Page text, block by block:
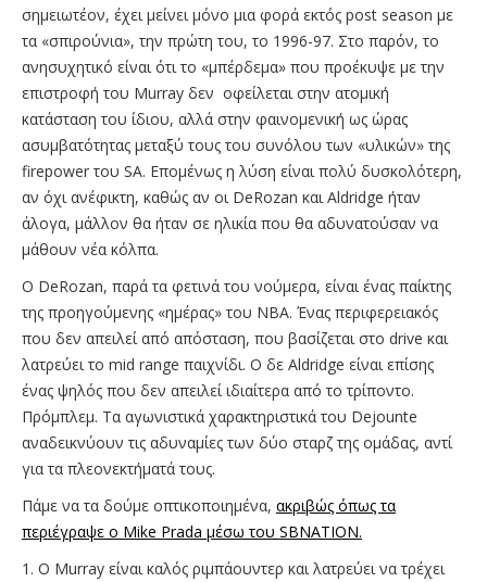
σημειωτέον, έχει μείνει μόνο μια φορά εκτός post season με
τα «σπιρούνια», την πρώτη του, το 1996-97. Στο παρόν, το
ανησυχητικό είναι ότι το «μπέρδεμα» που προέκυψε με την
επιστροφή του Murray δεν οφείλεται στην ατομική
κατάσταση του ίδιου, αλλά στην φαινομενική ως ώρας
ασυμβατότητας μεταξύ τους του συνόλου των «υλικών» της
firepower του SA. Επομένως η λύση είναι πολύ δυσκολότερη,
αν όχι ανέφικτη, καθώς αν οι DeRozan και Aldridge ήταν
άλογα, μάλλον θα ήταν σε ηλικία που θα αδυνατούσαν να
μάθουν νέα κόλπα.
Ο DeRozan, παρά τα φετινά του νούμερα, είναι ένας παίκτης
της προηγούμενης «ημέρας» του ΝΒΑ. Ένας περιφερειακός
που δεν απειλεί από απόσταση, που βασίζεται στο drive και
λατρεύει το mid range παιχνίδι. Ο δε Aldridge είναι επίσης
ένας ψηλός που δεν απειλεί ιδιαίτερα από το τρίποντο.
Πρόμπλεμ. Τα αγωνιστικά χαρακτηριστικά του Dejounte
αναδεικνύουν τις αδυναμίες των δύο σταρζ της ομάδας, αντί
για τα πλεονεκτήματά τους.
Πάμε να τα δούμε οπτικοποιημένα, ακριβώς όπως τα
περιέγραψε ο Mike Prada μέσω του SBNATION.
1. Ο Murray είναι καλός ριμπάουντερ και λατρεύει να τρέχει